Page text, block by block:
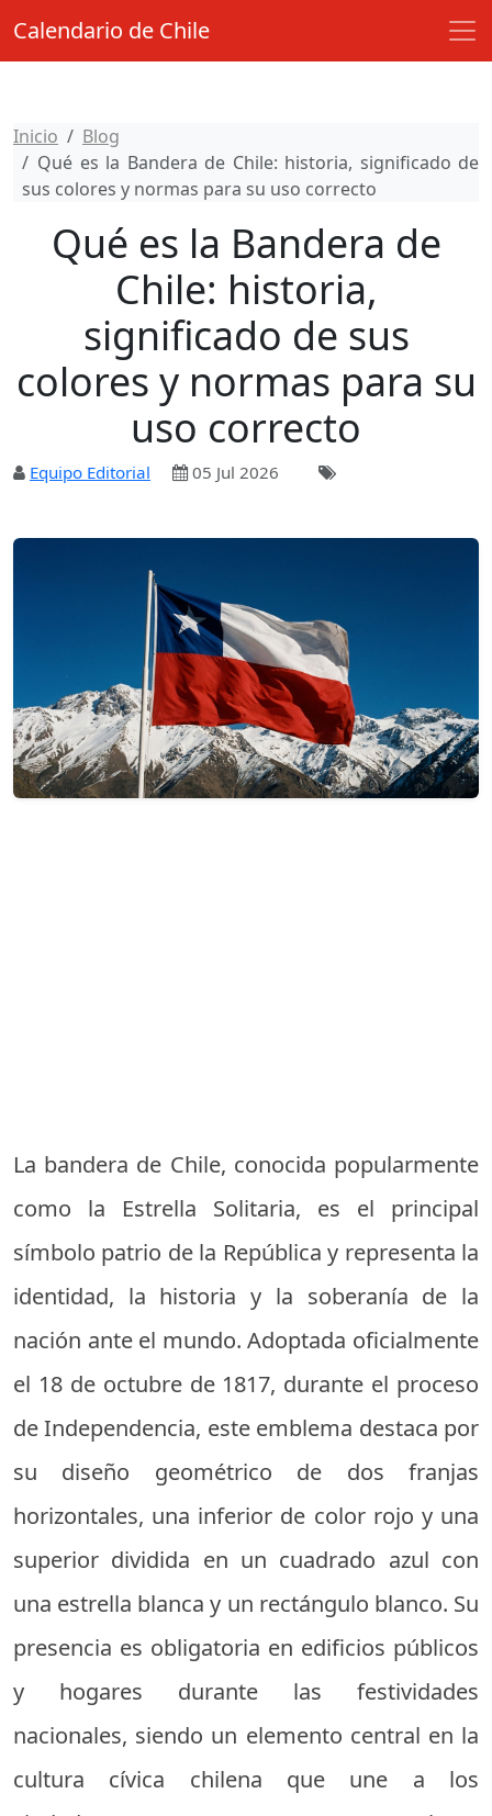
Calendario de Chile
Inicio
Blog
Qué es la Bandera de Chile: historia, significado de
sus colores y normas para su uso correcto
Qué es la Bandera de
Chile: historia,
significado de sus
colores y normas para su
uso correcto
Equipo Editorial 05 Jul 2026
La bandera de Chile, conocida popularmente
como la Estrella Solitaria, es el principal
símbolo patrio de la República y representa la
identidad, la historia y la soberanía de la
nación ante el mundo. Adoptada oficialmente
el 18 de octubre de 1817, durante el proceso
de Independencia, este emblema destaca por
su diseño geométrico de dos franjas
horizontales, una inferior de color rojo y una
superior dividida en un cuadrado azul con
una estrella blanca y un rectángulo blanco. Su
presencia es obligatoria en edificios públicos
y hogares durante las festividades
nacionales, siendo un elemento central en la
cultura cívica chilena que une a los